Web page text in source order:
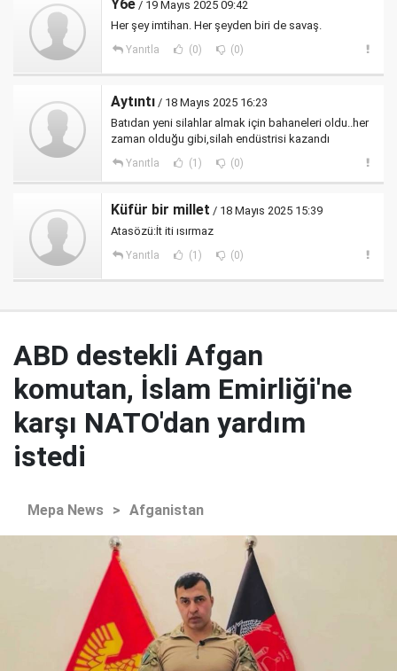
Y6e / 19 Mayıs 2025 09:42
Her şey imtihan. Her şeyden biri de savaş.
Yanıtla (0) (0)
Aytıntı / 18 Mayıs 2025 16:23
Batıdan yeni silahlar almak için bahaneleri oldu..her
zaman olduğu gibi,silah endüstrisi kazandı
Yanıtla (1) (0)
Küfür bir millet / 18 Mayıs 2025 15:39
Atasözü:İt iti ısırmaz
Yanıtla (1) (0)
ABD destekli Afgan
komutan, İslam Emirliği'ne
karşı NATO'dan yardım
istedi
Mepa News > Afganistan